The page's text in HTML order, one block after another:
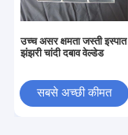
उच्च असर क्षमता जस्ती इस्पात
झंझरी चांदी दबाव वेल्डेड
सबसे अच्छी कीमत